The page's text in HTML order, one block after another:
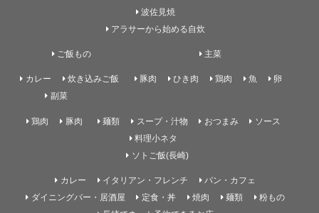
波佐見焼
アラサーから始める自炊
ご飯もの
カレー 炊き込みご飯
主菜
豚肉 ひき肉 鶏肉 魚
卵
副菜
鶏肉 豚肉 麺類 スープ・汁物 おつまみ
ソース
料理小ネタ
ソトご飯(長崎)
カレー イタリアン・フレンチ
パン・カフェ
ダイニングバー・居酒屋
定食・丼 焼肉 麺類
粉もの